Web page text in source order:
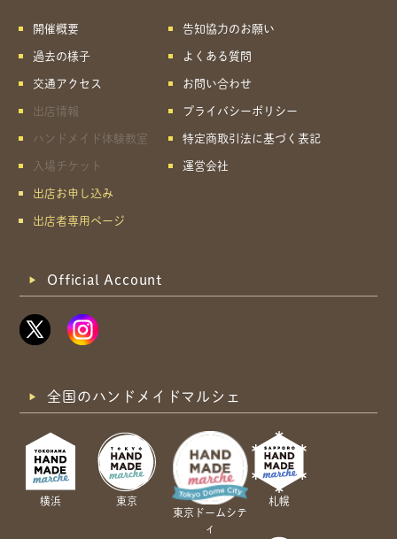
開催概要
過去の様子
交通アクセス
出店情報
ハンドメイド体験教室
入場チケット
出店お申し込み
出店者専用ページ
告知協力のお願い
よくある質問
お問い合わせ
プライバシーポリシー
特定商取引法に基づく表記
運営会社
Official Account
全国のハンドメイドマルシェ
横浜
東京
東京ドームシテ
ィ
札幌